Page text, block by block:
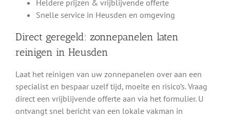
Klanten beoordelen ons met een 8,9
Zo makkelijk werkt het
Plaats uw aanvraag
Makkelijk via ons online formulier
Heldere prijzen & vrijblijvende offerte
Snelle service in Heusden en omgeving
Direct geregeld: zonnepanelen laten
reinigen in Heusden
Laat het reinigen van uw zonnepanelen over aan een
specialist en bespaar uzelf tijd, moeite en risico’s. Vraag
direct een vrijblijvende offerte aan via het formulier. U
ontvangt snel bericht van een lokale vakman in